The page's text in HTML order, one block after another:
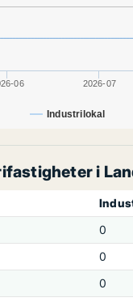
Industrilokal
06 2026-07
i
0
0
0